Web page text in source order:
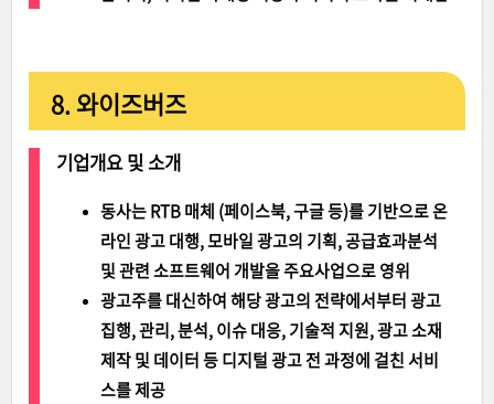
8. 와이즈버즈
기업개요 및 소개
동사는 RTB 매체 (페이스북, 구글 등)를 기반으로 온
라인 광고 대행, 모바일 광고의 기획, 공급효과분석
및 관련 소프트웨어 개발을 주요사업으로 영위
광고주를 대신하여 해당 광고의 전략에서부터 광고
집행, 관리, 분석, 이슈 대응, 기술적 지원, 광고 소재
제작 및 데이터 등 디지털 광고 전 과정에 걸친 서비
스를 제공